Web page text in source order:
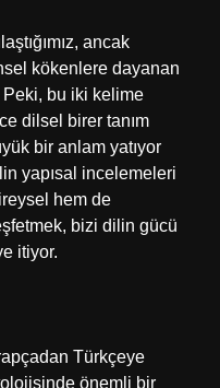
ancak
kökenlere dayanan
Peki, bu iki kelime
dilsel birer tanım
bir anlam yatıyor
yapısal incelemeleri
hem de
bizi dilin gücü
itiyor.
Türkçeye
önemli bir